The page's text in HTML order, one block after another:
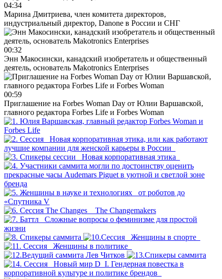
04:34
Марина Дмитриева, член комитета директоров,
индустриальный директор, Danone в России и СНГ
00:32
Энн Макосински, канадский изобретатель и общественный
деятель, основатель Makotronics Enterprises
00:59
Приглашение на Forbes Woman Day от Юлии Варшавской,
главного редактора Forbes Life и Forbes Woman